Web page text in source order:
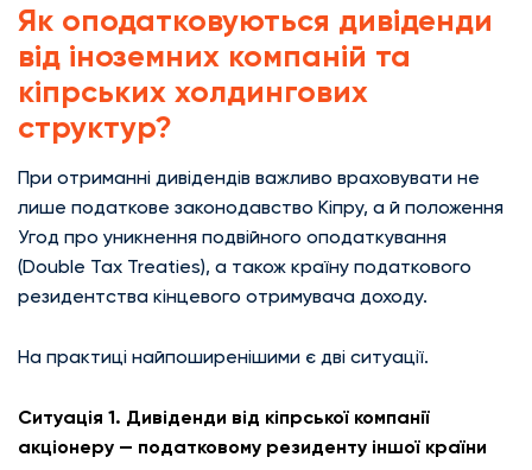
Як оподатковуються дивіденди
від іноземних компаній та
кіпрських холдингових
структур?
При отриманні дивідендів важливо враховувати не
лише податкове законодавство Кіпру, а й положення
Угод про уникнення подвійного оподаткування
(Double Tax Treaties), а також країну податкового
резидентства кінцевого отримувача доходу.
На практиці найпоширенішими є дві ситуації.
Ситуація 1. Дивіденди від кіпрської компанії
акціонеру — податковому резиденту іншої країни